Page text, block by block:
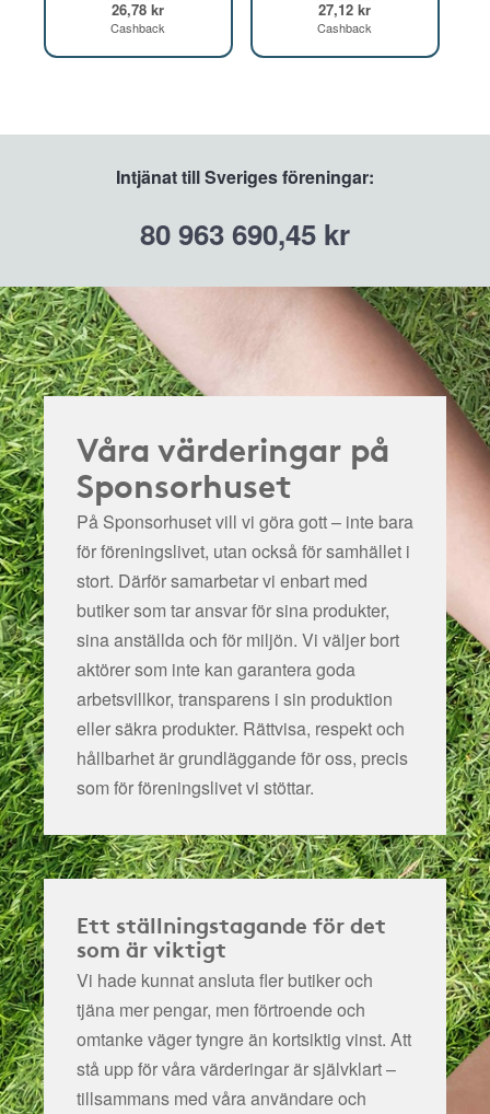
26,78 kr
Cashback
27,12 kr
Cashback
Intjänat till Sveriges föreningar:
80 963 690,45 kr
Våra värderingar på
Sponsorhuset
På Sponsorhuset vill vi göra gott – inte bara
för föreningslivet, utan också för samhället i
stort. Därför samarbetar vi enbart med
butiker som tar ansvar för sina produkter,
sina anställda och för miljön. Vi väljer bort
aktörer som inte kan garantera goda
arbetsvillkor, transparens i sin produktion
eller säkra produkter. Rättvisa, respekt och
hållbarhet är grundläggande för oss, precis
som för föreningslivet vi stöttar.
Ett ställningstagande för det
som är viktigt
Vi hade kunnat ansluta fler butiker och
tjäna mer pengar, men förtroende och
omtanke väger tyngre än kortsiktig vinst. Att
stå upp för våra värderingar är självklart –
tillsammans med våra användare och